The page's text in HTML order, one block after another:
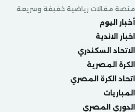
رياضية خفيفة وسريعة.
السكندري
المصري
المصري